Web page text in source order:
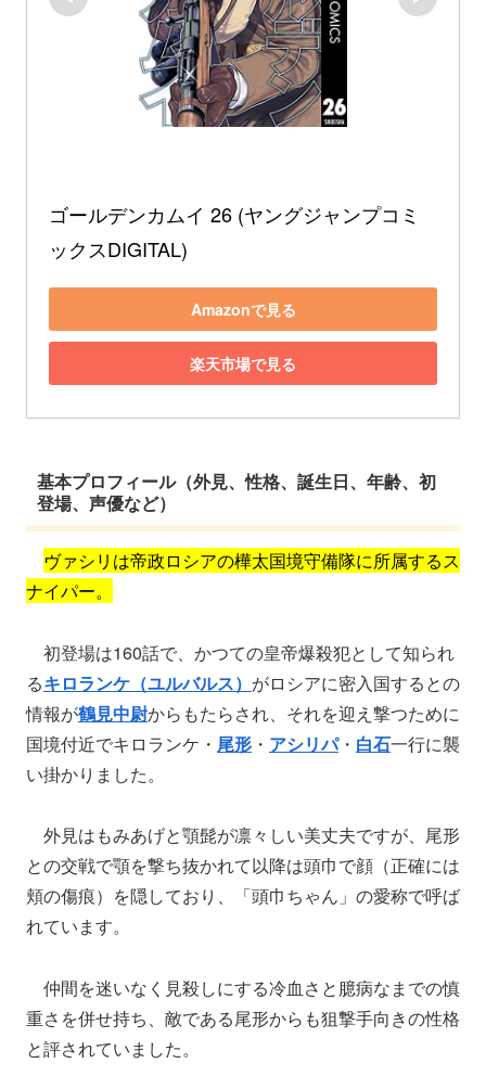
ゴールデンカムイ 26 (ヤングジャンプコミ
ックスDIGITAL)
Amazonで見る
楽天市場で見る
基本プロフィール（外見、性格、誕生日、年齢、初
登場、声優など）
ヴァシリは帝政ロシアの樺太国境守備隊に所属するス
ナイパー。
初登場は160話で、かつての皇帝爆殺犯として知られ
るキロランケ（ユルバルス） がロシアに密入国するとの
情報が鶴見中尉からもたらされ、それを迎え撃つために
国境付近でキロランケ・ 尾形 ・ アシリパ・ 白石一行に襲
い掛かりました。
外見はもみあげと顎髭が凛々しい美丈夫ですが、尾形
との交戦で顎を撃ち抜かれて以降は頭巾で顔（正確には
頬の傷痕）を隠しており、「頭巾ちゃん」の愛称で呼ば
れています。
仲間を迷いなく見殺しにする冷血さと臆病なまでの慎
重さを併せ持ち、敵である尾形からも狙撃手向きの性格
と評されていました。